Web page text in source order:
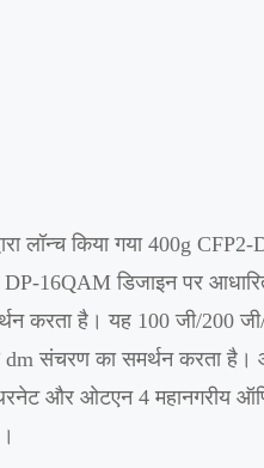
लॉन्च किया गया 400g
16QAM डिजाइन पर
करता है। यह 100 जी/200
dm संचरण का समर्थन करता
और ओटएन 4 महानगरीय